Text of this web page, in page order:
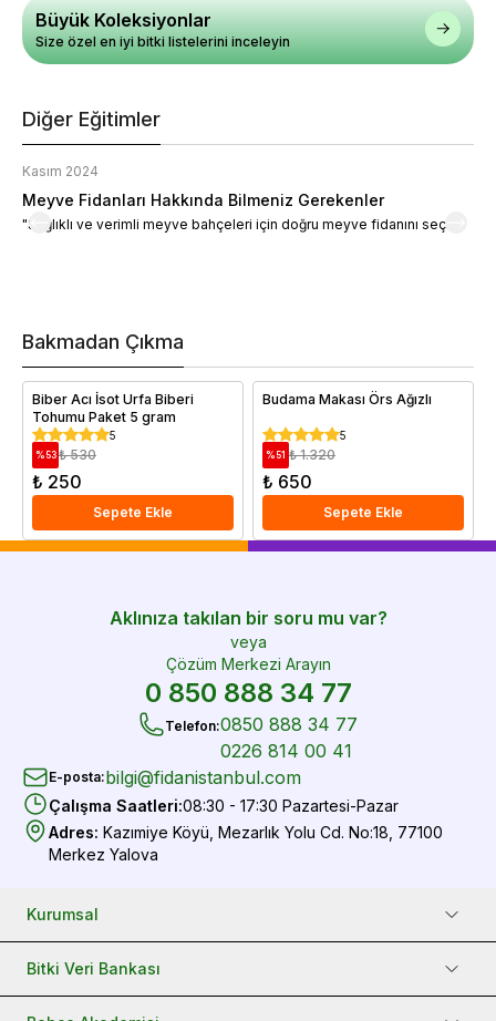
Büyük Koleksiyonlar
Size özel en iyi bitki listelerini inceleyin
Diğer Eğitimler
Kasım 2024
Meyve Fidanları Hakkında Bilmeniz Gerekenler
"Sağlıklı ve verimli meyve bahçeleri için doğru meyve fidanını seçin."
Bakmadan Çıkma
Biber Acı İsot Urfa Biberi
Tohumu Paket 5 gram
5
% 53 ₺ 530
₺ 250
Sepete Ekle
Budama Makası Örs Ağızlı
5
% 51 ₺ 1.320
₺ 650
Sepete Ekle
Aklınıza takılan bir soru mu var?
veya
Çözüm Merkezi Arayın
0 850 888 34 77
Telefon:0850 888 34 77
0226 814 00 41
E-posta:bilgi@fidanistanbul.com
Çalışma Saatleri:08:30 - 17:30 Pazartesi-Pazar
Adres: Kazımiye Köyü, Mezarlık Yolu Cd. No:18, 77100
Merkez Yalova
Kurumsal
Bitki Veri Bankası